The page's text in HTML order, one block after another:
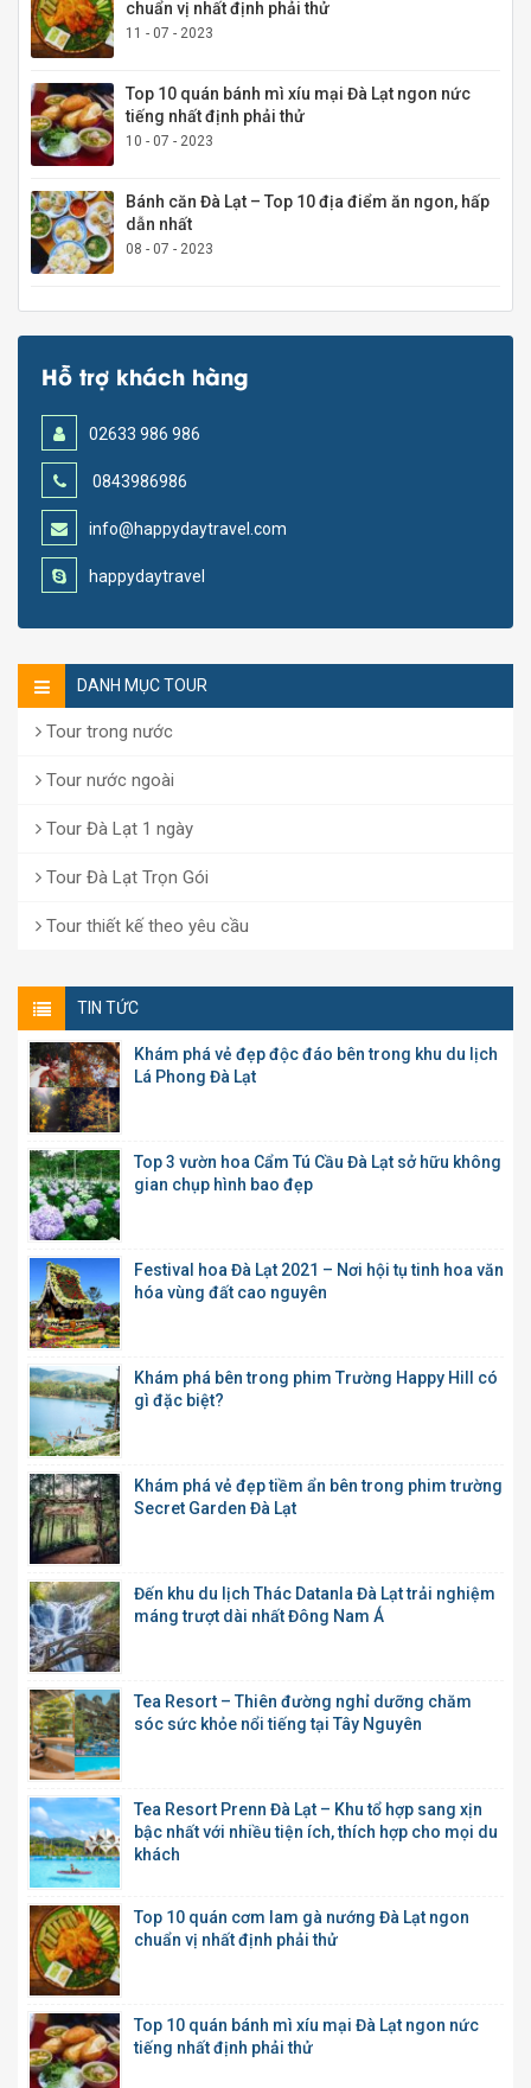
chuẩn vị nhất định phải thử
11 - 07 - 2023
Top 10 quán bánh mì xíu mại Đà Lạt ngon nức
tiếng nhất định phải thử
10 - 07 - 2023
Bánh căn Đà Lạt – Top 10 địa điểm ăn ngon, hấp
dẫn nhất
08 - 07 - 2023
Hỗ trợ khách hàng
02633 986 986
0843986986
info@happydaytravel.com
happydaytravel
DANH MỤC TOUR
Tour trong nước
Tour nước ngoài
Tour Đà Lạt 1 ngày
Tour Đà Lạt Trọn Gói
Tour thiết kế theo yêu cầu
TIN TỨC
Khám phá vẻ đẹp độc đáo bên trong khu du lịch
Lá Phong Đà Lạt
Top 3 vườn hoa Cẩm Tú Cầu Đà Lạt sở hữu không
gian chụp hình bao đẹp
Festival hoa Đà Lạt 2021 – Nơi hội tụ tinh hoa văn
hóa vùng đất cao nguyên
Khám phá bên trong phim Trường Happy Hill có
gì đặc biệt?
Khám phá vẻ đẹp tiềm ẩn bên trong phim trường
Secret Garden Đà Lạt
Đến khu du lịch Thác Datanla Đà Lạt trải nghiệm
máng trượt dài nhất Đông Nam Á
Tea Resort – Thiên đường nghỉ dưỡng chăm
sóc sức khỏe nổi tiếng tại Tây Nguyên
Tea Resort Prenn Đà Lạt – Khu tổ hợp sang xịn
bậc nhất với nhiều tiện ích, thích hợp cho mọi du
khách
Top 10 quán cơm lam gà nướng Đà Lạt ngon
chuẩn vị nhất định phải thử
Top 10 quán bánh mì xíu mại Đà Lạt ngon nức
tiếng nhất định phải thử